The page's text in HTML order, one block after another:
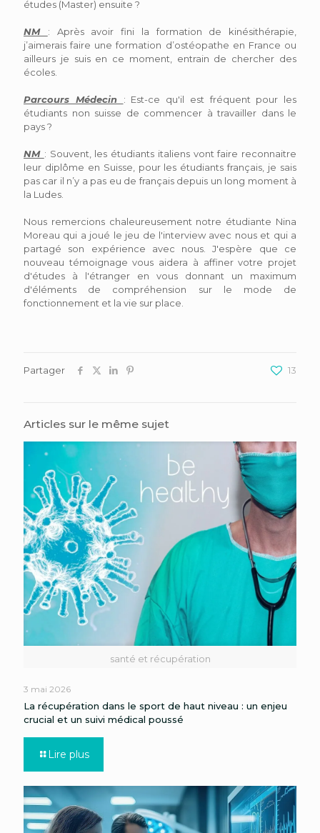
études (Master) ensuite ?
NM : Après avoir fini la formation de kinésithérapie,
j’aimerais faire une formation d’ostéopathe en France ou
ailleurs je suis en ce moment, entrain de chercher des
écoles.
Parcours Médecin : Est-ce qu'il est fréquent pour les
étudiants non suisse de commencer à travailler dans le
pays ?
NM : Souvent, les étudiants italiens vont faire reconnaitre
leur diplôme en Suisse, pour les étudiants français, je sais
pas car il n’y a pas eu de français depuis un long moment à
la Ludes.
Nous remercions chaleureusement notre étudiante Nina
Moreau qui a joué le jeu de l'interview avec nous et qui a
partagé son expérience avec nous. J'espère que ce
nouveau témoignage vous aidera à affiner votre projet
d'études à l'étranger en vous donnant un maximum
d'éléments de compréhension sur le mode de
fonctionnement et la vie sur place.
Partager 13
Articles sur le même sujet
santé et récupération
3 mai 2026
La récupération dans le sport de haut niveau : un enjeu
crucial et un suivi médical poussé
Lire plus